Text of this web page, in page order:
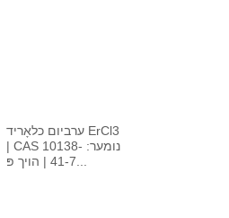
ערביום כלאָריד ErCl3
| CAS נומער: 10138-